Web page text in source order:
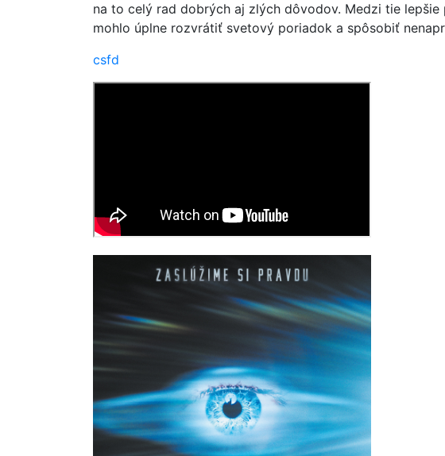
na to celý rad dobrých aj zlých dôvodov. Medzi tie
mohlo úplne rozvrátiť svetový poriadok a spôsobiť
csfd